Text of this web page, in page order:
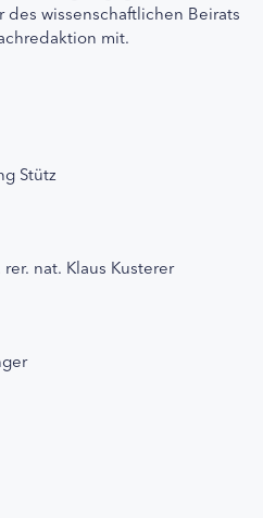
wissenschaftlichen Beirats
mit.
Stütz
rer. nat. Klaus Kusterer